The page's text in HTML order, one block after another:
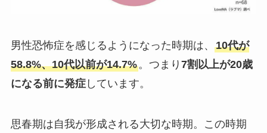
男性恐怖症を感じるようになった時期は、 10代が
58.8%、10代以前が14.7%。つまり 7割以上が20歳
になる前に発症しています。
思春期は自我が形成される大切な時期。この時期